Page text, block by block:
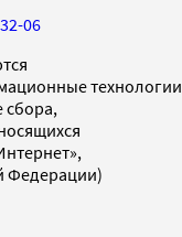
06
технологии
сбора,
Федерации)